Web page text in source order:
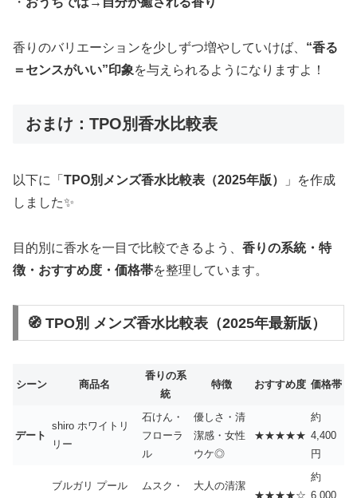
香りのバリエーションを少しずつ増やしていけば、 “香る
＝センスがいい”印象を与えられるようになりますよ！
おまけ：TPO別香水比較表
以下に「 TPO別メンズ香水比較表（2025年版）
」を作成
しました✨
目的別に香水を一目で比較できるよう、 香りの系統・特
徴・おすすめ度・価格帯を整理しています。
🧭 TPO別 メンズ香水比較表（2025年最新版）
シーン 商品名
香りの系
統
特徴 おすすめ度 価格帯
デート
shiro ホワイトリ
リー
石けん・
フローラ
ル
優しさ・清
潔感・女性
ウケ◎
★★★★★
約
4,400
円
ブルガリ プール
ムスク・
大人の清潔
★★★★☆
約
6,000